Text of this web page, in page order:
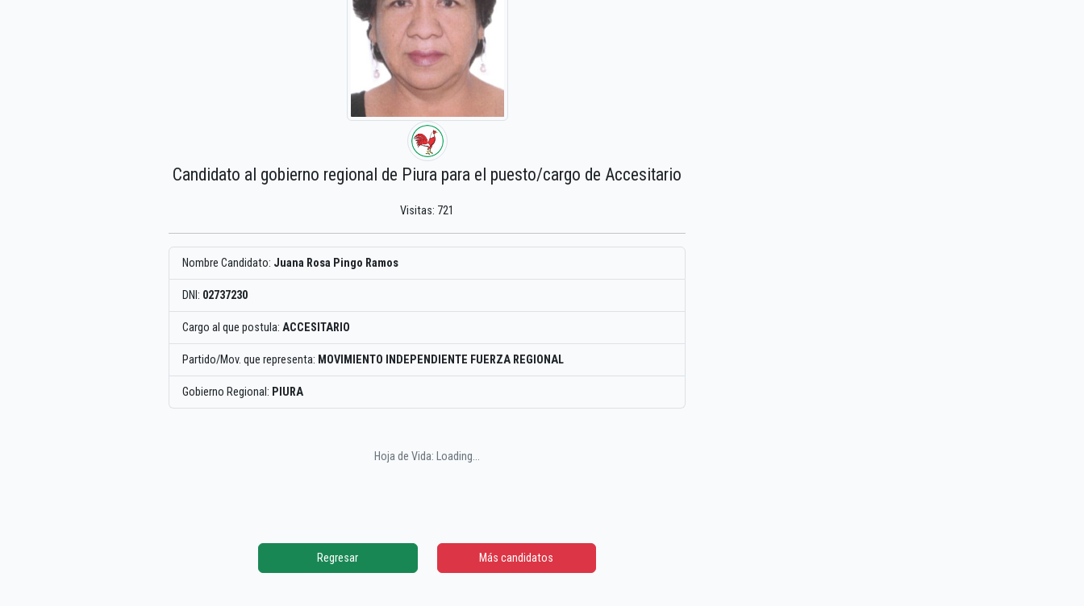
Candidato al gobierno regional de Piura para el puesto/cargo de Accesitario
Visitas: 721
Nombre Candidato: Juana Rosa Pingo Ramos
DNI: 02737230
Cargo al que postula: ACCESITARIO
Partido/Mov. que representa: MOVIMIENTO INDEPENDIENTE FUERZA REGIONAL
Gobierno Regional: PIURA
Hoja de Vida: Loading...
Regresar Más candidatos